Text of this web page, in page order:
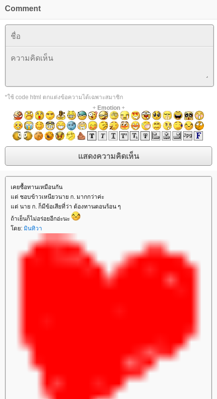
Comment
*ใช้ code html ตกแต่งข้อความได้เฉพาะสมาชิก
+ Emotion+
เคยซื้อทานเหมือนกัน
ต่ ชอบข้าวเหนียวนาย ก. มากกว่าค่ะ
ต่ นาย ก. ก็มีข้อเสียที่ว่า ต้องทานตอนร้อน ๆ
ถ้าเย็นก็ไม่อร่อยอีกอ่ะนะ
ดย: มินทิวา